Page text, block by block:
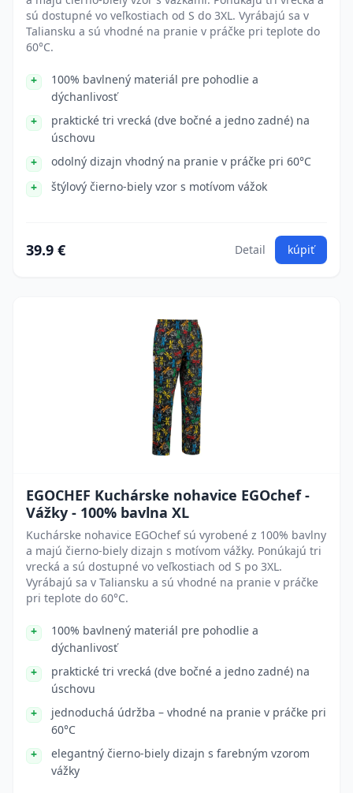
sú dostupné vo veľkostiach od S do 3XL. Vyrábajú sa v
Taliansku a sú vhodné na pranie v práčke pri teplote do
60°C.
100% bavlnený materiál pre pohodlie a
dýchanlivosť
praktické tri vrecká (dve bočné a jedno zadné) na
úschovu
odolný dizajn vhodný na pranie v práčke pri 60°C
štýlový čierno-biely vzor s motívom vážok
39.9 € Detail kúpiť
EGOCHEF Kuchárske nohavice EGOchef -
Vážky - 100% bavlna XL
Kuchárske nohavice EGOchef sú vyrobené z 100% bavlny
a majú čierno-biely dizajn s motívom vážky. Ponúkajú tri
vrecká a sú dostupné vo veľkostiach od S po 3XL.
Vyrábajú sa v Taliansku a sú vhodné na pranie v práčke
pri teplote do 60°C.
100% bavlnený materiál pre pohodlie a
dýchanlivosť
praktické tri vrecká (dve bočné a jedno zadné) na
úschovu
jednoduchá údržba – vhodné na pranie v práčke pri
60°C
elegantný čierno-biely dizajn s farebným vzorom
vážky